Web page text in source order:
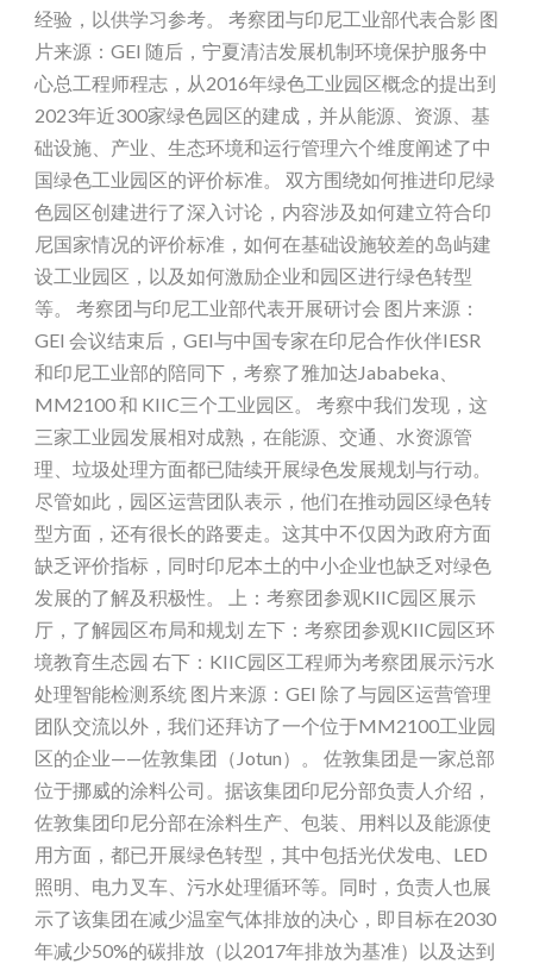
经验，以供学习参考。 考察团与印尼工业部代表合影 图
片来源：GEI 随后，宁夏清洁发展机制环境保护服务中
心总工程师程志，从2016年绿色工业园区概念的提出到
2023年近300家绿色园区的建成，并从能源、资源、基
础设施、产业、生态环境和运行管理六个维度阐述了中
国绿色工业园区的评价标准。 双方围绕如何推进印尼绿
色园区创建进行了深入讨论，内容涉及如何建立符合印
尼国家情况的评价标准，如何在基础设施较差的岛屿建
设工业园区，以及如何激励企业和园区进行绿色转型
等。 考察团与印尼工业部代表开展研讨会 图片来源：
GEI 会议结束后，GEI与中国专家在印尼合作伙伴IESR
和印尼工业部的陪同下，考察了雅加达Jababeka、
MM2100 和 KIIC三个工业园区。 考察中我们发现，这
三家工业园发展相对成熟，在能源、交通、水资源管
理、垃圾处理方面都已陆续开展绿色发展规划与行动。
尽管如此，园区运营团队表示，他们在推动园区绿色转
型方面，还有很长的路要走。这其中不仅因为政府方面
缺乏评价指标，同时印尼本土的中小企业也缺乏对绿色
发展的了解及积极性。 上：考察团参观KIIC园区展示
厅，了解园区布局和规划 左下：考察团参观KIIC园区环
境教育生态园 右下：KIIC园区工程师为考察团展示污水
处理智能检测系统 图片来源：GEI 除了与园区运营管理
团队交流以外，我们还拜访了一个位于MM2100工业园
区的企业——佐敦集团（Jotun）。 佐敦集团是一家总部
位于挪威的涂料公司。据该集团印尼分部负责人介绍，
佐敦集团印尼分部在涂料生产、包装、用料以及能源使
用方面，都已开展绿色转型，其中包括光伏发电、LED
照明、电力叉车、污水处理循环等。同时，负责人也展
示了该集团在减少温室气体排放的决心，即目标在2030
年减少50%的碳排放（以2017年排放为基准）以及达到